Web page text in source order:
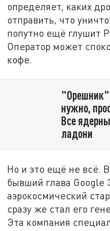
определяет, каких
отправить, что
попутно ещё глушит
Оператор может
кофе.
"Орешник"
нужно,
Все
ладони
Но и это ещё не всё.
бывший глава
аэрокосмический
сразу же стал его
Эта компания